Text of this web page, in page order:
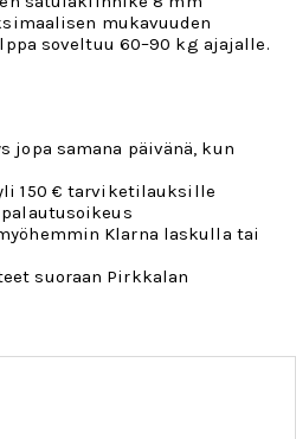
mukavuuden
soveltuu 60–90 kg ajajalle.
jopa samana päivänä, kun
150 € tarviketilauksille
Klarna laskulla tai
suoraan Pirkkalan